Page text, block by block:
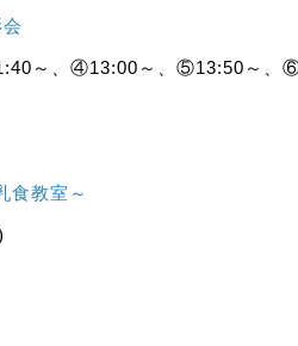
～、④13:00～、⑤13:50～、
食教室～